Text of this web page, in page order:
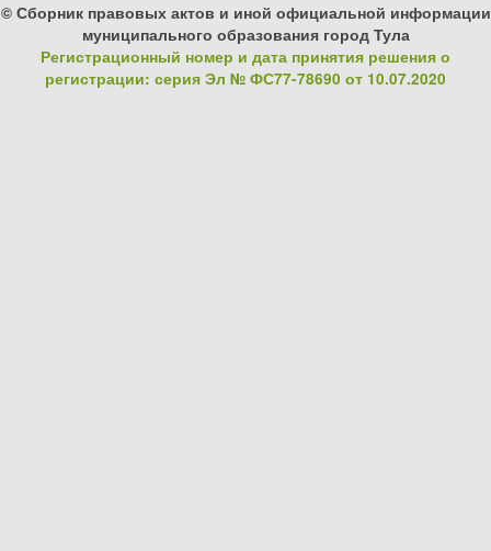
© Сборник правовых актов и иной официальной информации
муниципального образования город Тула
Регистрационный номер и дата принятия решения о
регистрации: серия Эл № ФС77-78690 от 10.07.2020